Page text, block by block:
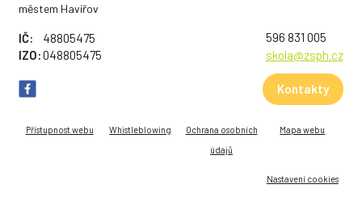
městem Havířov
IČ:
48805475
IZO:048805475
596 831 005
skola@zsph.cz
Kontakty
Přístupnost webu Whistleblowing
Ochrana osobních
údajů
Mapa webu
Nastavení cookies